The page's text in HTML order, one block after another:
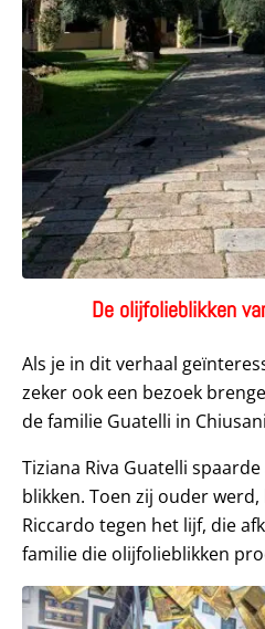
De olijfolieblikken
Als je in dit verhaal
zeker ook een bezoek
de familie Guatelli in
Tiziana Riva Guatelli
blikken. Toen zij ouder
Riccardo tegen het lijf, die
familie die olijfolieblikken